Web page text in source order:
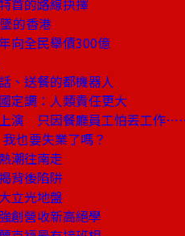
首的路線抉擇
的香港
向全民舉債300億
、送餐的都機器人
定調：人類責任更大
上演 只因餐廳員工怕丟工作
也要失業了嗎？
潮往南走
背後陷阱
立光地盤
創營收新高絕學